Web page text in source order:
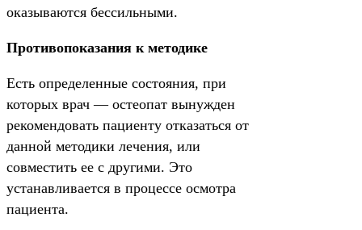
оказываются бессильными.
Противопоказания к методике
Есть определенные состояния, при
которых врач — остеопат вынужден
рекомендовать пациенту отказаться от
данной методики лечения, или
совместить ее с другими. Это
устанавливается в процессе осмотра
пациента.